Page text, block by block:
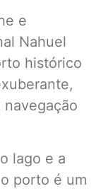
e
Nahuel
histórico
lago e a
porto é um